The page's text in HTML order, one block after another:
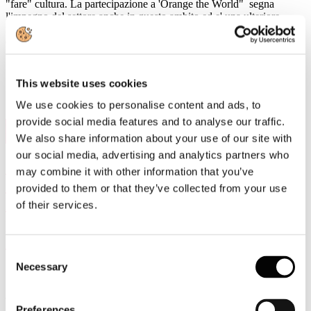
This website uses cookies
We use cookies to personalise content and ads, to
provide social media features and to analyse our traffic.
We also share information about your use of our site with
our social media, advertising and analytics partners who
may combine it with other information that you’ve
provided to them or that they’ve collected from your use
of their services.
Selection
Necessary
"fare" cultura. La partecipazione a 'Orange the World" segna
l'impegno del settore anche in questo ambito ed e' una ulteriore
modalita' per promuovere un cambiamento culturale su temi
essenziali a livello sociale. #UNWomen
Nov, 2024
“L’imballaggio sostenibile: la filiera della
carta dopo il PPWR” al Paper District a
Ecomondo: quali opportunità e
Ecomondo, la conferenza di apertura del
dal titolo: